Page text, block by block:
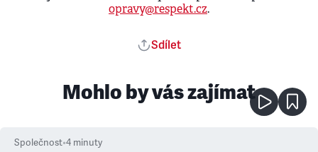
opravy@respekt.cz.
Sdílet
Mohlo by vás zajímat
Společnost•4 minuty